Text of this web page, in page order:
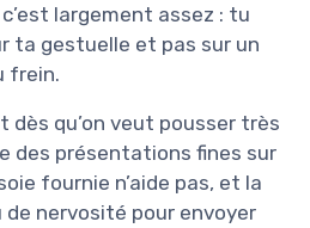
largement assez : tu
ta gestuelle et pas sur un
frein.
dès qu’on veut pousser très
des présentations fines sur
fournie n’aide pas, et la
de nervosité pour envoyer